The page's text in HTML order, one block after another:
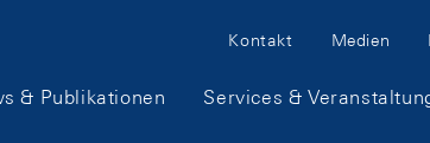
Meta Navigation
Kontakt Medien
& Publikationen Services &